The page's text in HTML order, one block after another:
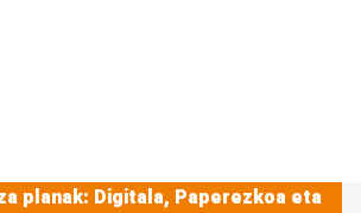
planak: Digitala, Paperezkoa eta